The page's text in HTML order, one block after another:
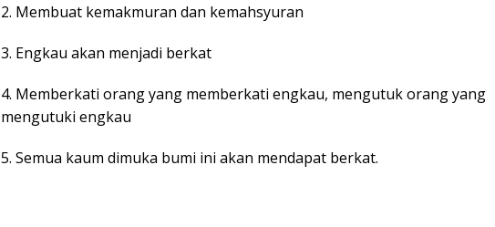
2. Membuat kemakmuran dan kemahsyuran
3. Engkau akan menjadi berkat
4. Memberkati orang yang memberkati engkau, mengutuk orang yang
mengutuki engkau
5. Semua kaum dimuka bumi ini akan mendapat berkat.